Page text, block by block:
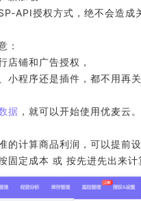
API授权方式，绝不会造成
：
店铺和广告授权，
小程序还是插件，都不用再
据 ，就可以开始使用优麦云。
的计算商品利润，可以提前
固定成本 或 按先进先出来计